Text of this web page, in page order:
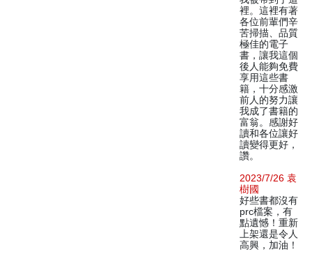
裡。這裡有著
各位前輩們辛
苦掃描、品質
極佳的電子
書，讓我這個
後人能夠免費
享用這些書
籍，十分感激
前人的努力讓
我成了書籍的
富翁。感謝好
讀和各位讓好
讀變得更好，
讚。
2023/7/26 袁
樹國
好些書都沒有
prc檔案，有
點遺憾！重新
上架還是令人
高興，加油！